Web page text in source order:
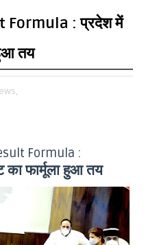
Formula : प्रदेश में
तय
Formula :
का फार्मूला हुआ तय